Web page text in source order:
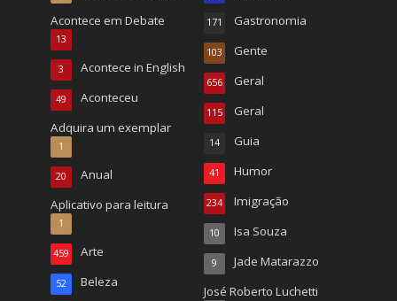
Acontece em Debate
13
Acontece in English
3
Aconteceu
49
Adquira um exemplar
1
Anual
20
Aplicativo para leitura
1
Arte
459
Beleza
52
Gastronomia
171
Gente
103
Geral
656
Geral
115
Guia
14
Humor
41
Imigração
234
Isa Souza
10
Jade Matarazzo
9
José Roberto Luchetti